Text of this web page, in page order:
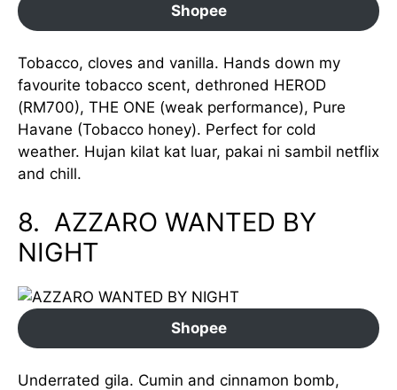
Shopee
Tobacco, cloves and vanilla. Hands down my
favourite tobacco scent, dethroned HEROD
(RM700), THE ONE (weak performance), Pure
Havane (Tobacco honey). Perfect for cold
weather. Hujan kilat kat luar, pakai ni sambil netflix
and chill.
8. AZZARO WANTED BY
NIGHT
Shopee
Underrated gila. Cumin and cinnamon bomb,